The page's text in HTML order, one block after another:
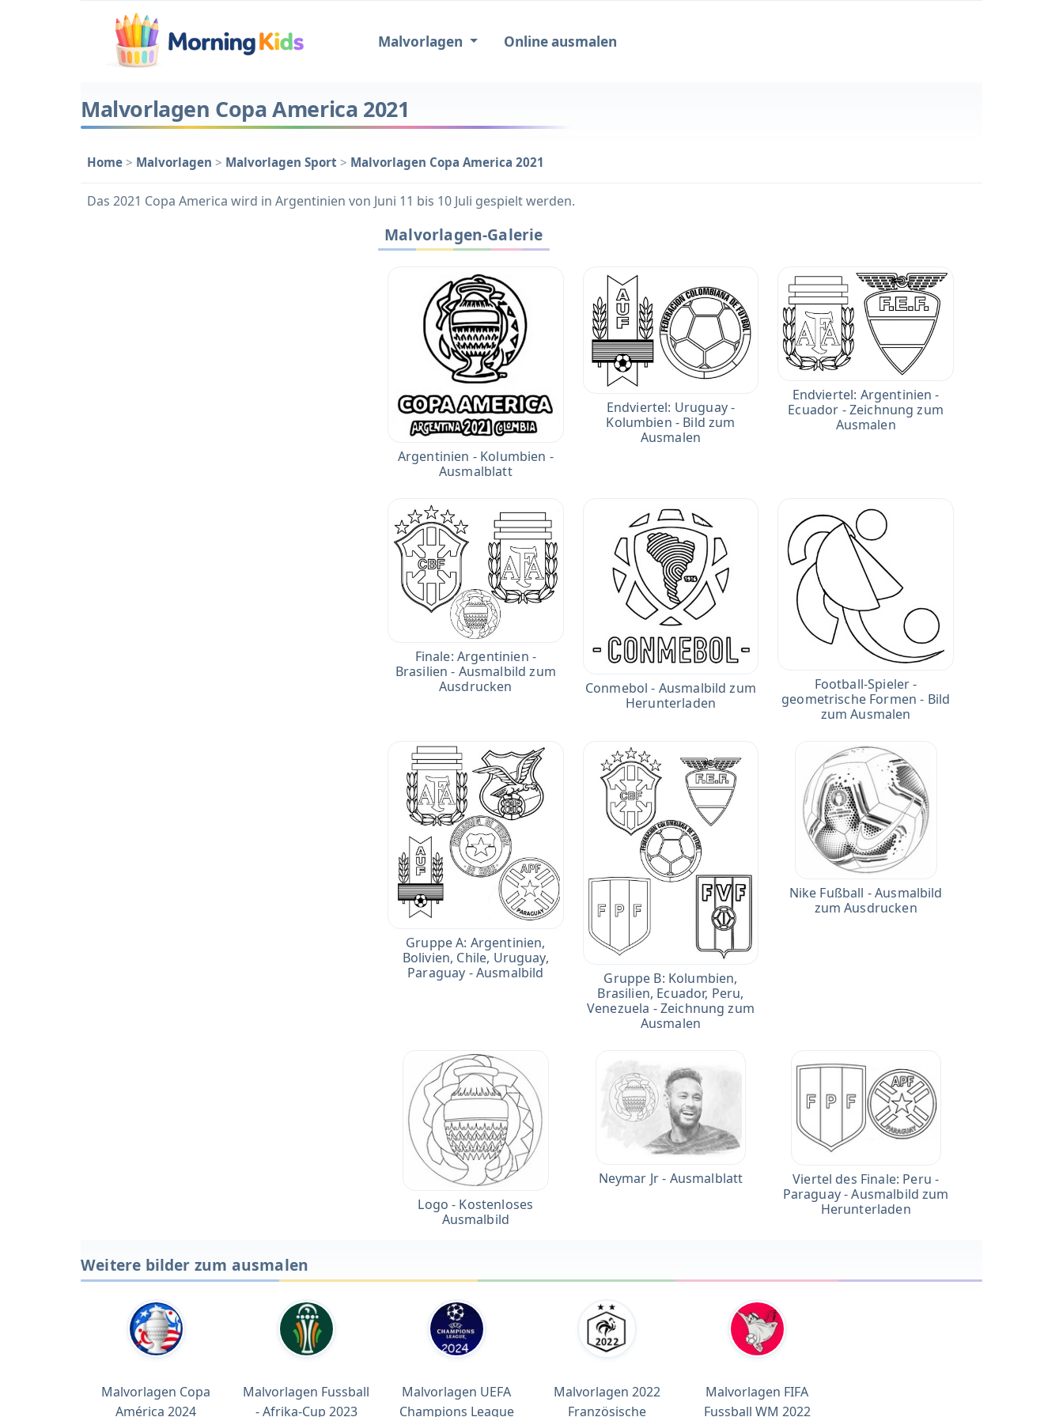
Malvorlagen Online ausmalen
Malvorlagen Copa America 2021
Home > Malvorlagen > Malvorlagen Sport > Malvorlagen Copa America 2021
Das 2021 Copa America wird in Argentinien von Juni 11 bis 10 Juli gespielt werden.
Malvorlagen-Galerie
Argentinien - Kolumbien -
Ausmalblatt
Endviertel: Uruguay -
Kolumbien - Bild zum
Ausmalen
Endviertel: Argentinien -
Ecuador - Zeichnung zum
Ausmalen
Finale: Argentinien -
Brasilien - Ausmalbild zum
Ausdrucken
Conmebol - Ausmalbild zum
Herunterladen
Football-Spieler -
geometrische Formen - Bild
zum Ausmalen
Gruppe A: Argentinien,
Bolivien, Chile, Uruguay,
Paraguay - Ausmalbild
Gruppe B: Kolumbien,
Brasilien, Ecuador, Peru,
Venezuela - Zeichnung zum
Ausmalen
Nike Fußball - Ausmalbild
zum Ausdrucken
Logo - Kostenloses
Ausmalbild
Neymar Jr - Ausmalblatt
Viertel des Finale: Peru -
Paraguay - Ausmalbild zum
Herunterladen
Weitere bilder zum ausmalen
Malvorlagen Copa
América 2024
Malvorlagen Fussball
- Afrika-Cup 2023
Malvorlagen UEFA
Champions League
Malvorlagen 2022
Französische
Malvorlagen FIFA
Fussball WM 2022